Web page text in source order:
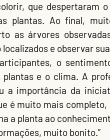
, que despertaram
plantas. Ao final,
as árvores
localizados e observar
e o clima. A
a importância da
é muito mais
a planta ao
muito bonito.”